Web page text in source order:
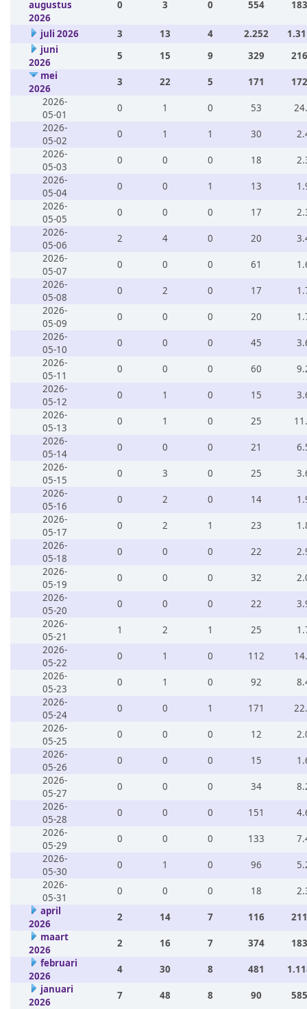
augustus
2026
0 3 0 554
juli 2026 3 13 4 2.252
juni
2026
5 15 9 329
mei
2026
3 22 5 171
2026-
05-01
0 1 0 53
2026-
05-02
0 1 1 30
2026-
05-03
0 0 0 18
2026-
05-04
0 0 1 13
2026-
05-05
0 0 0 17
2026-
05-06
2 4 0 20
2026-
05-07
0 0 0 61
2026-
05-08
0 2 0 17
2026-
05-09
0 0 0 20
2026-
05-10
0 0 0 45
2026-
05-11
0 0 0 60
2026-
05-12
0 1 0 15
2026-
05-13
0 1 0 25
2026-
05-14
0 0 0 21
2026-
05-15
0 3 0 25
2026-
05-16
0 2 0 14
2026-
05-17
0 2 1 23
2026-
05-18
0 0 0 22
2026-
05-19
0 0 0 32
2026-
05-20
0 0 0 22
2026-
05-21
1 2 1 25
2026-
05-22
0 1 0 112
2026-
05-23
0 1 0 92
2026-
05-24
0 0 1 171
2026-
05-25
0 0 0 12
2026-
05-26
0 0 0 15
2026-
05-27
0 0 0 34
2026-
05-28
0 0 0 151
2026-
05-29
0 0 0 133
2026-
05-30
0 1 0 96
2026-
05-31
0 0 0 18
april
2026
2 14 7 116
maart
2026
2 16 7 374
februari
2026
4 30 8 481
januari
2026
7 48 8 90